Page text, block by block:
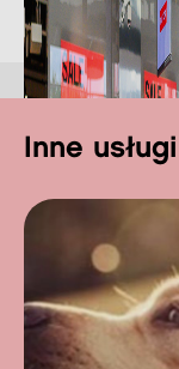
Inne usługi